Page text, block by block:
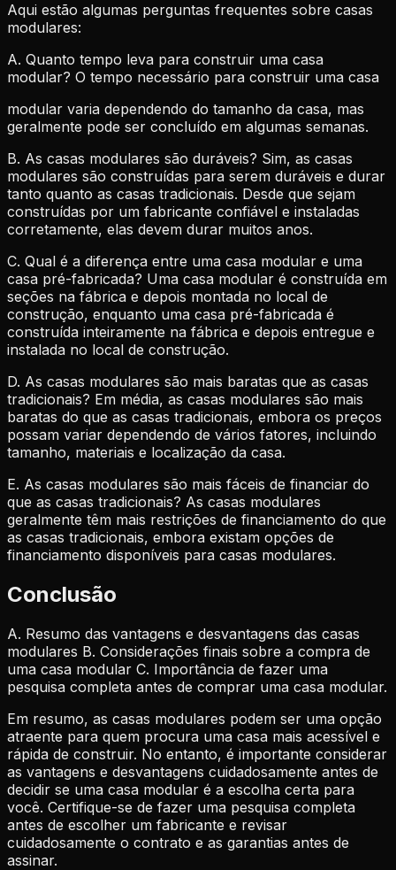
Aqui estão algumas perguntas frequentes sobre casas
modulares:
A. Quanto tempo leva para construir uma casa
modular? O tempo necessário para construir uma casa
modular varia dependendo do tamanho da casa, mas
geralmente pode ser concluído em algumas semanas.
B. As casas modulares são duráveis? Sim, as casas
modulares são construídas para serem duráveis e durar
tanto quanto as casas tradicionais. Desde que sejam
construídas por um fabricante confiável e instaladas
corretamente, elas devem durar muitos anos.
C. Qual é a diferença entre uma casa modular e uma
casa pré-fabricada? Uma casa modular é construída em
seções na fábrica e depois montada no local de
construção, enquanto uma casa pré-fabricada é
construída inteiramente na fábrica e depois entregue e
instalada no local de construção.
D. As casas modulares são mais baratas que as casas
tradicionais? Em média, as casas modulares são mais
baratas do que as casas tradicionais, embora os preços
possam variar dependendo de vários fatores, incluindo
tamanho, materiais e localização da casa.
E. As casas modulares são mais fáceis de financiar do
que as casas tradicionais? As casas modulares
geralmente têm mais restrições de financiamento do que
as casas tradicionais, embora existam opções de
financiamento disponíveis para casas modulares.
Conclusão
A. Resumo das vantagens e desvantagens das casas
modulares B. Considerações finais sobre a compra de
uma casa modular C. Importância de fazer uma
pesquisa completa antes de comprar uma casa modular.
Em resumo, as casas modulares podem ser uma opção
atraente para quem procura uma casa mais acessível e
rápida de construir. No entanto, é importante considerar
as vantagens e desvantagens cuidadosamente antes de
decidir se uma casa modular é a escolha certa para
você. Certifique-se de fazer uma pesquisa completa
antes de escolher um fabricante e revisar
cuidadosamente o contrato e as garantias antes de
assinar.